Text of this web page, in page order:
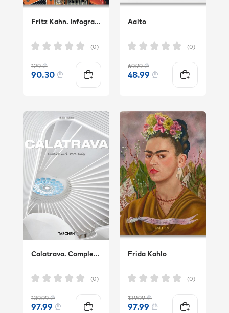
Fritz Kahn. Infographics Pioneer
(0)
129₾
90.30 ₾
Aalto
(0)
69.99₾
48.99 ₾
Calatrava. Complete Works 1979–Today.
(0)
139.99₾
97.99 ₾
Frida Kahlo
(0)
139.99₾
97.99 ₾